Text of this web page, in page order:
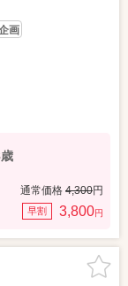
画
通常価格 4,300円
早割 3,800円